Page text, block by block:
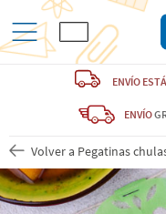
ENVÍO
ENVÍO
Volver a Pegatinas